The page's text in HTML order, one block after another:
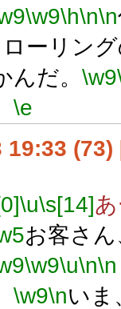
\w9\h\n\n
ローリン
んだ。 \w9
\e
19:33 (73)
\u\s[14]
お客さん
\w9\u\n\n
\w9\nいま